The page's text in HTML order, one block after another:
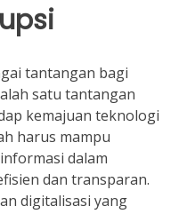
tantangan bagi
satu tantangan
kemajuan teknologi
harus mampu
dalam
dan transparan.
digitalisasi yang